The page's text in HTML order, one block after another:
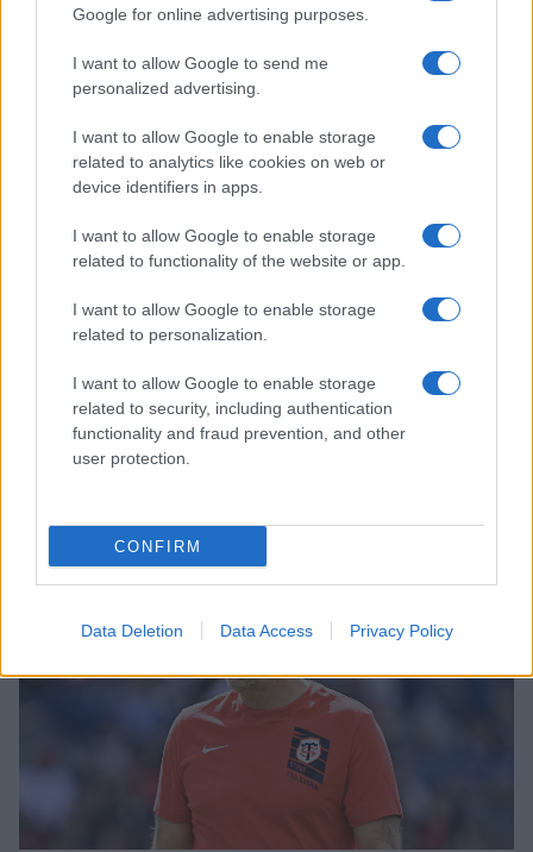
Google for online advertising purposes.
I want to allow Google to send me
personalized advertising.
I want to allow Google to enable storage
related to analytics like cookies on web or
device identifiers in apps.
I want to allow Google to enable storage
related to functionality of the website or app.
I want to allow Google to enable storage
related to personalization.
I want to allow Google to enable storage
related to security, including authentication
functionality and fraud prevention, and other
user protection.
CONFIRM
Data Deletion Data Access Privacy Policy
Stade Toulousain : Les confidences
de Simon Daroque sur ses débuts
avec l'équipe première
Publié 07.05 à 19h30